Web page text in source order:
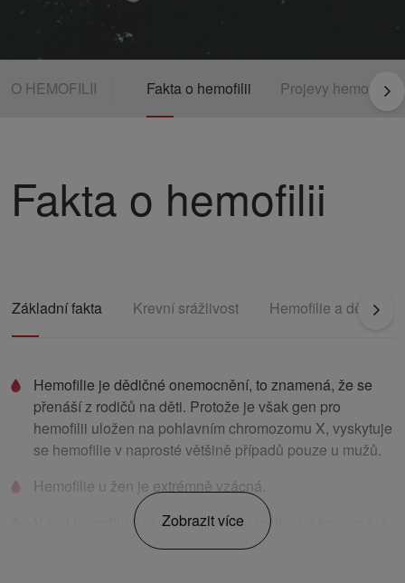
O HEMOFILII Fakta o hemofilii Projevy hemofilie
Fakta o hemofilii
Základní fakta Krevní srážlivost Hemofilie a
Hemofilie je dědičné onemocnění, to znamená, že se
přenáší z rodičů na děti. Protože je však gen pro
hemofilii uložen na pohlavním chromozomu X, vyskytuje
se hemofilie v naprosté většině případů pouze u mužů.
Hemofilie u žen je extrémně vzácná.
V krvi hemofiliků je nedostatek srážecího faktoru, což je
bílkovina nutná k účinnému srážení krve. Nejčastěji se
Zobrazit více